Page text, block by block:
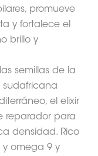
promueve
y fortalece el
brillo y
semillas de la
sudafricana
el elixir
reparador para
densidad. Rico
y omega 9 y